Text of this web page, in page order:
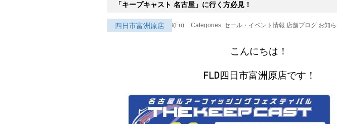
「キープキャスト 名古屋」に行く方必見！
四日市富洲原店
Date: 2024.03.08(Fri) Categories: セール・イベント情報 店舗ブログ お知
こんにちは！
FLD四日市富洲原店です！